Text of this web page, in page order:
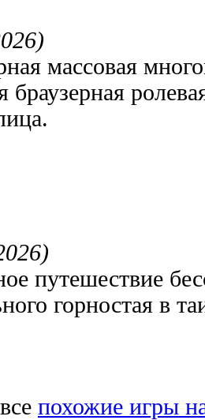
массовая
браузерная
путешествие
горностая в
похожие игры